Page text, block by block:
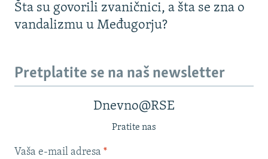
Šta su govorili zvaničnici, a šta se zna o
vandalizmu u Međugorju?
Pretplatite se na naš newsletter
Dnevno@RSE
Pratite nas
Vaša e-mail adresa *